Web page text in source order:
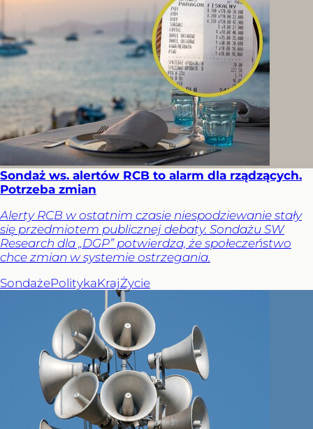
Sondaż ws. alertów RCB to alarm dla rządzących.
Potrzeba zmian
Alerty RCB w ostatnim czasie niespodziewanie stały
się przedmiotem publicznej debaty. Sondażu SW
Research dla „DGP” potwierdza, że społeczeństwo
chce zmian w systemie ostrzegania.
SondażePolitykaKrajŻycie